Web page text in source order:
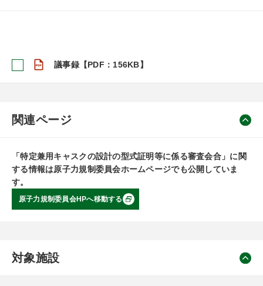
議事録【PDF：156KB】
関連ページ
「特定兼用キャスクの設計の型式証明等に係る審査会合」に関
する情報は原子力規制委員会ホームページでも公開していま
す。
原子力規制委員会HPへ移動する
対象施設